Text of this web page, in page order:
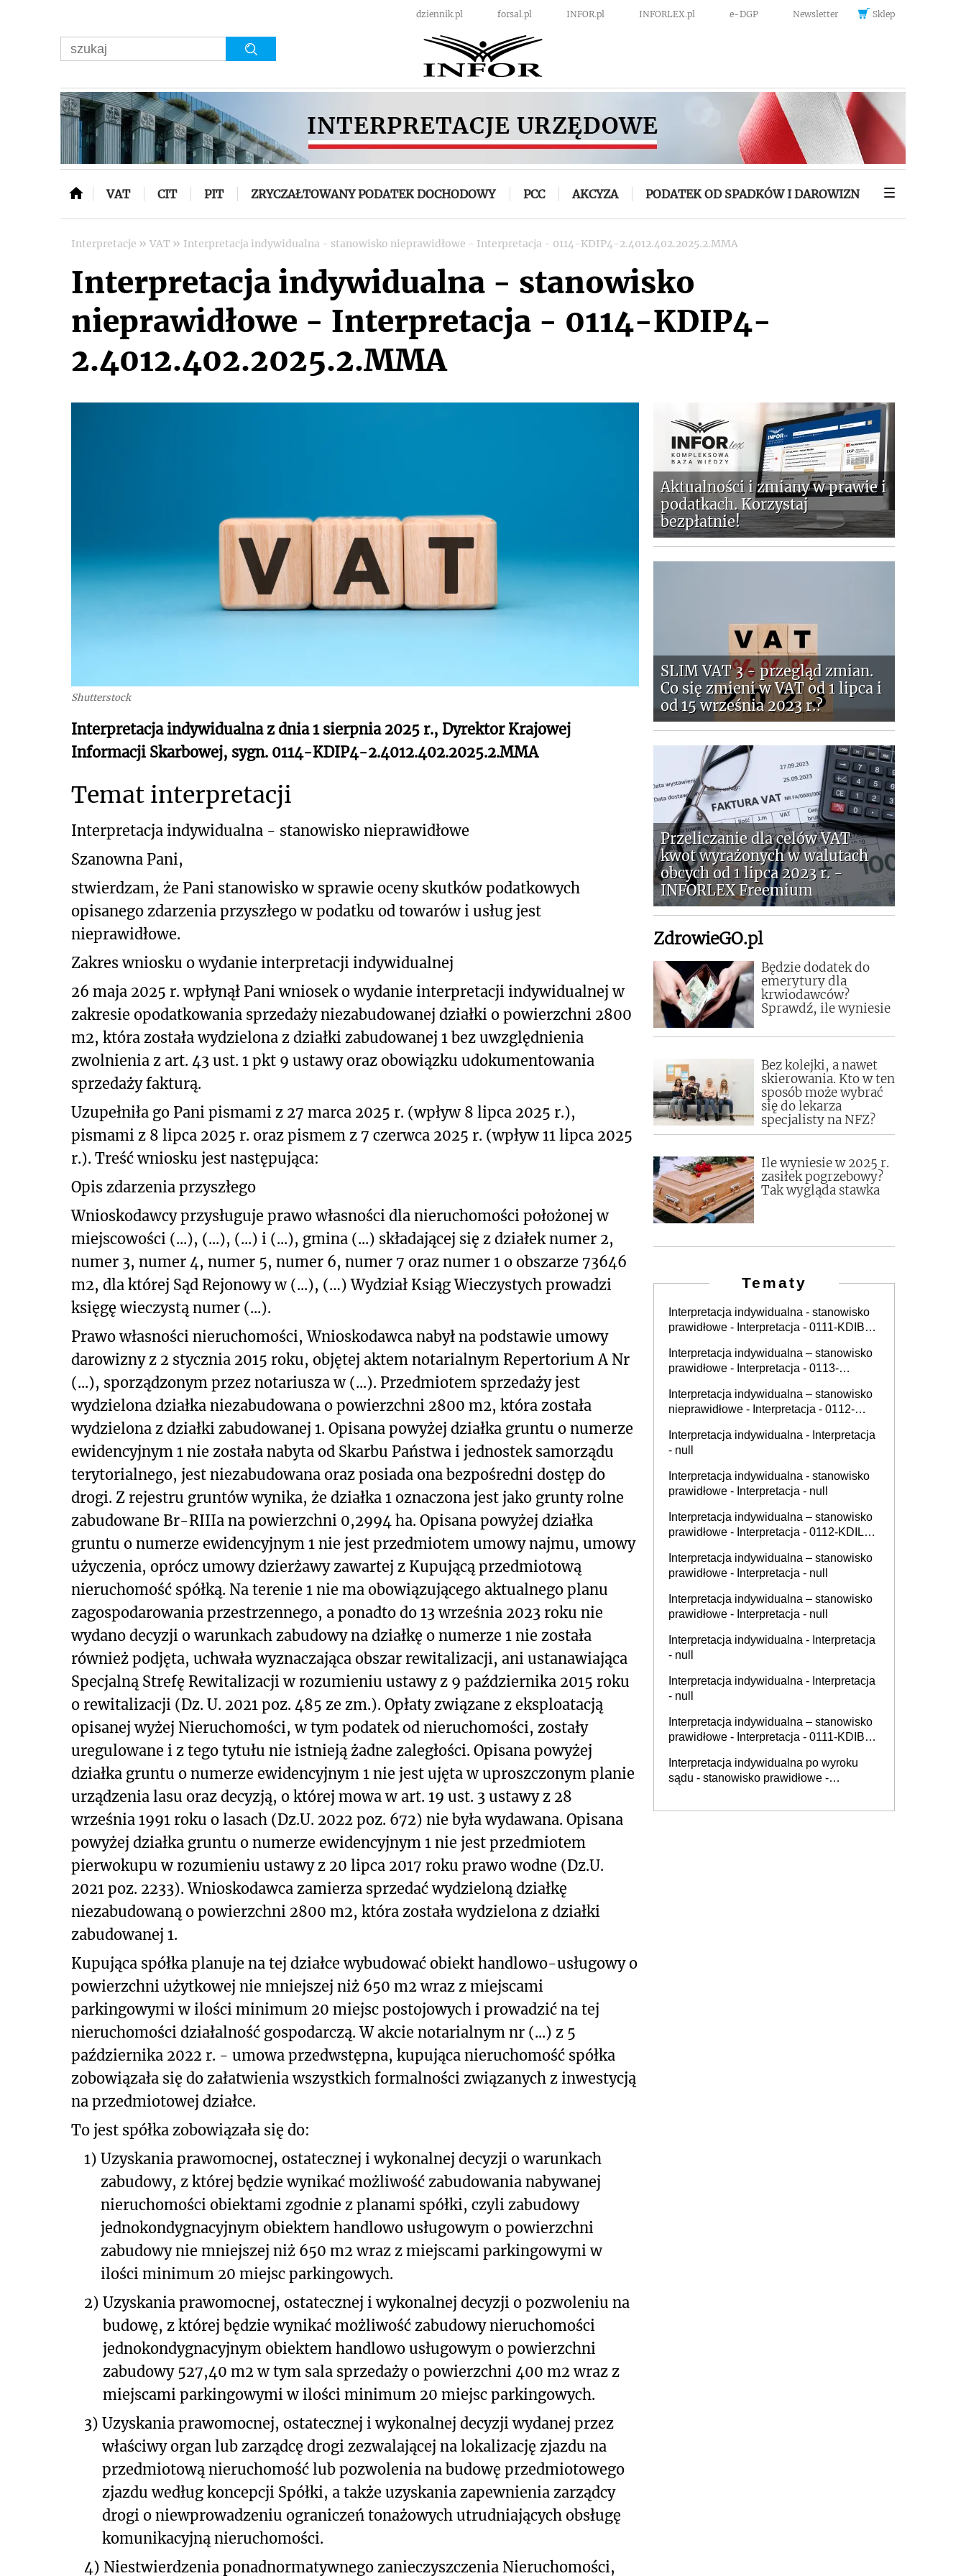
dziennik.pl forsal.pl INFOR.pl INFORLEX.pl e-DGP Newsletter Sklep
VAT CIT PIT ZRYCZAŁTOWANY PODATEK DOCHODOWY PCC AKCYZA PODATEK OD SPADKÓW I DAROWIZN
Interpretacje » VAT » Interpretacja indywidualna - stanowisko nieprawidłowe - Interpretacja - 0114-KDIP4-2.4012.402.2025.2.MMA
Interpretacja indywidualna - stanowisko
nieprawidłowe - Interpretacja - 0114-KDIP4-
2.4012.402.2025.2.MMA
Shutterstock
Interpretacja indywidualna z dnia 1 sierpnia 2025 r., Dyrektor Krajowej
Informacji Skarbowej, sygn. 0114-KDIP4-2.4012.402.2025.2.MMA
Temat interpretacji
Interpretacja indywidualna - stanowisko nieprawidłowe
Szanowna Pani,
stwierdzam, że Pani stanowisko w sprawie oceny skutków podatkowych
opisanego zdarzenia przyszłego w podatku od towarów i usług jest
nieprawidłowe.
Zakres wniosku o wydanie interpretacji indywidualnej
26 maja 2025 r. wpłynął Pani wniosek o wydanie interpretacji indywidualnej w
zakresie opodatkowania sprzedaży niezabudowanej działki o powierzchni 2800
m2, która została wydzielona z działki zabudowanej 1 bez uwzględnienia
zwolnienia z art. 43 ust. 1 pkt 9 ustawy oraz obowiązku udokumentowania
sprzedaży fakturą.
Uzupełniła go Pani pismami z 27 marca 2025 r. (wpływ 8 lipca 2025 r.),
pismami z 8 lipca 2025 r. oraz pismem z 7 czerwca 2025 r. (wpływ 11 lipca 2025
r.). Treść wniosku jest następująca:
Opis zdarzenia przyszłego
Wnioskodawcy przysługuje prawo własności dla nieruchomości położonej w
miejscowości (...), (...), (...) i (...), gmina (...) składającej się z działek numer 2,
numer 3, numer 4, numer 5, numer 6, numer 7 oraz numer 1 o obszarze 73646
m2, dla której Sąd Rejonowy w (...), (…) Wydział Ksiąg Wieczystych prowadzi
księgę wieczystą numer (...).
Prawo własności nieruchomości, Wnioskodawca nabył na podstawie umowy
darowizny z 2 stycznia 2015 roku, objętej aktem notarialnym Repertorium A Nr
(...), sporządzonym przez notariusza w (...). Przedmiotem sprzedaży jest
wydzielona działka niezabudowana o powierzchni 2800 m2, która została
wydzielona z działki zabudowanej 1. Opisana powyżej działka gruntu o numerze
ewidencyjnym 1 nie została nabyta od Skarbu Państwa i jednostek samorządu
terytorialnego, jest niezabudowana oraz posiada ona bezpośredni dostęp do
drogi. Z rejestru gruntów wynika, że działka 1 oznaczona jest jako grunty rolne
zabudowane Br-RIIIa na powierzchni 0,2994 ha. Opisana powyżej działka
gruntu o numerze ewidencyjnym 1 nie jest przedmiotem umowy najmu, umowy
użyczenia, oprócz umowy dzierżawy zawartej z Kupującą przedmiotową
nieruchomość spółką. Na terenie 1 nie ma obowiązującego aktualnego planu
zagospodarowania przestrzennego, a ponadto do 13 września 2023 roku nie
wydano decyzji o warunkach zabudowy na działkę o numerze 1 nie została
również podjęta, uchwała wyznaczająca obszar rewitalizacji, ani ustanawiająca
Specjalną Strefę Rewitalizacji w rozumieniu ustawy z 9 października 2015 roku
o rewitalizacji (Dz. U. 2021 poz. 485 ze zm.). Opłaty związane z eksploatacją
opisanej wyżej Nieruchomości, w tym podatek od nieruchomości, zostały
uregulowane i z tego tytułu nie istnieją żadne zaległości. Opisana powyżej
działka gruntu o numerze ewidencyjnym 1 nie jest ujęta w uproszczonym planie
urządzenia lasu oraz decyzją, o której mowa w art. 19 ust. 3 ustawy z 28
września 1991 roku o lasach (Dz.U. 2022 poz. 672) nie była wydawana. Opisana
powyżej działka gruntu o numerze ewidencyjnym 1 nie jest przedmiotem
pierwokupu w rozumieniu ustawy z 20 lipca 2017 roku prawo wodne (Dz.U.
2021 poz. 2233). Wnioskodawca zamierza sprzedać wydzieloną działkę
niezabudowaną o powierzchni 2800 m2, która została wydzielona z działki
zabudowanej 1.
Kupująca spółka planuje na tej działce wybudować obiekt handlowo-usługowy o
powierzchni użytkowej nie mniejszej niż 650 m2wraz z miejscami
parkingowymi w ilości minimum 20 miejsc postojowych i prowadzić na tej
nieruchomości działalność gospodarczą. W akcie notarialnym nr (...) z 5
października 2022 r. - umowa przedwstępna, kupująca nieruchomość spółka
zobowiązała się do załatwienia wszystkich formalności związanych z inwestycją
na przedmiotowej działce.
To jest spółka zobowiązała się do:
1) Uzyskania prawomocnej, ostatecznej i wykonalnej decyzji o warunkach
zabudowy, z której będzie wynikać możliwość zabudowania nabywanej
nieruchomości obiektami zgodnie z planami spółki, czyli zabudowy
jednokondygnacyjnym obiektem handlowo usługowym o powierzchni
zabudowy nie mniejszej niż 650 m2wraz z miejscami parkingowymi w
ilości minimum 20 miejsc parkingowych.
2) Uzyskania prawomocnej, ostatecznej i wykonalnej decyzji o pozwoleniu na
budowę, z której będzie wynikać możliwość zabudowy nieruchomości
jednokondygnacyjnym obiektem handlowo usługowym o powierzchni
zabudowy 527,40 m2w tym sala sprzedaży o powierzchni 400 m2wraz z
miejscami parkingowymi w ilości minimum 20 miejsc parkingowych.
3) Uzyskania prawomocnej, ostatecznej i wykonalnej decyzji wydanej przez
właściwy organ lub zarządcę drogi zezwalającej na lokalizację zjazdu na
przedmiotową nieruchomość lub pozwolenia na budowę przedmiotowego
zjazdu według koncepcji Spółki, a także uzyskania zapewnienia zarządcy
drogi o niewprowadzeniu ograniczeń tonażowych utrudniających obsługę
komunikacyjną nieruchomości.
4) Niestwierdzenia ponadnormatywnego zanieczyszczenia Nieruchomości,
Aktualności i zmiany w prawie i
podatkach. Korzystaj
bezpłatnie!
SLIM VAT 3 - przegląd zmian.
Co się zmieni w VAT od 1 lipca i
od 15 września 2023 r.?
Przeliczanie dla celów VAT
kwot wyrażonych w walutach
obcych od 1 lipca 2023 r. -
INFORLEX Freemium
ZdrowieGO.pl
Będzie dodatek do
emerytury dla
krwiodawców?
Sprawdź, ile wyniesie
Bez kolejki, a nawet
skierowania. Kto w ten
sposób może wybrać
się do lekarza
specjalisty na NFZ?
Ile wyniesie w 2025 r.
zasiłek pogrzebowy?
Tak wygląda stawka
Tematy
Interpretacja indywidualna - stanowisko
prawidłowe - Interpretacja - 0111-KDIB1-
Interpretacja indywidualna – stanowisko
prawidłowe - Interpretacja - 0113-
Interpretacja indywidualna – stanowisko
nieprawidłowe - Interpretacja - 0112-
Interpretacja indywidualna - Interpretacja
- null
Interpretacja indywidualna - stanowisko
prawidłowe - Interpretacja - null
Interpretacja indywidualna – stanowisko
prawidłowe - Interpretacja - 0112-KDIL2-
Interpretacja indywidualna – stanowisko
prawidłowe - Interpretacja - null
Interpretacja indywidualna – stanowisko
prawidłowe - Interpretacja - null
Interpretacja indywidualna - Interpretacja
- null
Interpretacja indywidualna - Interpretacja
- null
Interpretacja indywidualna – stanowisko
prawidłowe - Interpretacja - 0111-KDIB1-
Interpretacja indywidualna po wyroku
sądu - stanowisko prawidłowe -